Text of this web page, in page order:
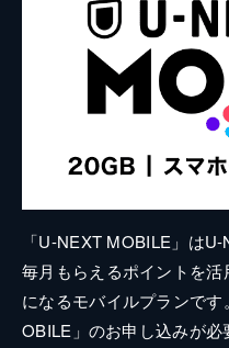
「U-NEXT MOBILE」は
毎月もらえるポイントを
になるモバイルプランで
OBILE」のお申し込みが必